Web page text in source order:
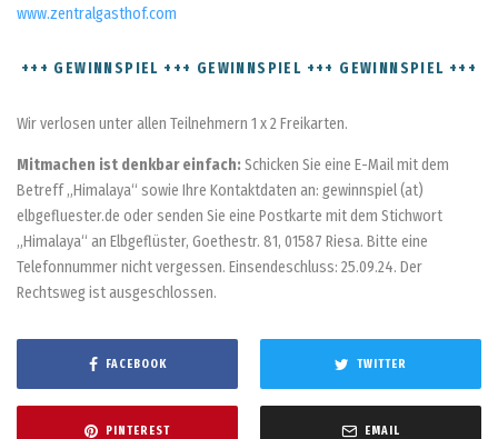
www.zentralgasthof.com
+++ GEWINNSPIEL +++ GEWINNSPIEL +++ GEWINNSPIEL +++
Wir verlosen unter allen Teilnehmern 1 x 2 Freikarten.
Mitmachen ist denkbar einfach: Schicken Sie eine E-Mail mit dem
Betreff „Himalaya“ sowie Ihre Kontaktdaten an: gewinnspiel (at)
elbgefluester.de oder senden Sie eine Postkarte mit dem Stichwort
„Himalaya“ an Elbgeflüster, Goethestr. 81, 01587 Riesa. Bitte eine
Telefonnummer nicht vergessen. Einsendeschluss: 25.09.24. Der
Rechtsweg ist ausgeschlossen.
FACEBOOK TWITTER
PINTEREST EMAIL